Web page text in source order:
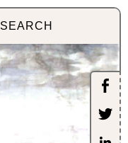
SEARCH